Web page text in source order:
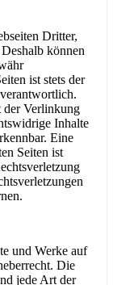
Dritter,
können
ist stets der
der Verlinkung
Inhalte
Eine
Seiten ist
und Werke auf
Die
jede Art der